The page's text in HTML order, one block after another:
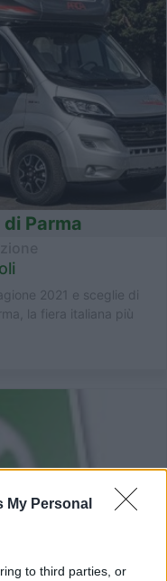
My Personal
to third parties, or
Parma
2021 e sceglie di
la fiera italiana più